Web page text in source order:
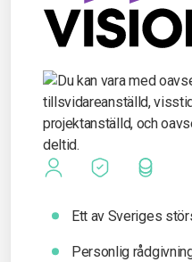
Ett av Sveriges
Personlig